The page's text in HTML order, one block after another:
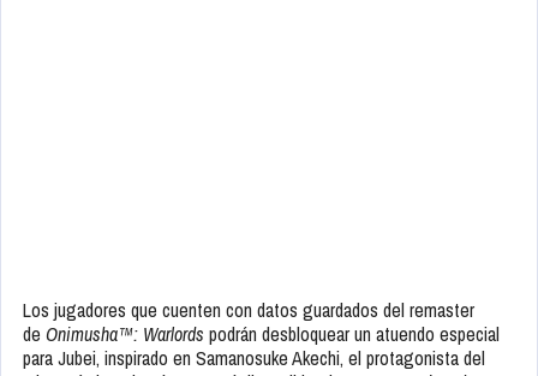
Los jugadores que cuenten con datos guardados del remaster
de Onimusha™: Warlords podrán desbloquear un atuendo especial
para Jubei, inspirado en Samanosuke Akechi, el protagonista del